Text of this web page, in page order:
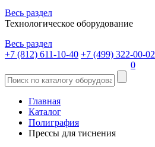
Весь раздел
Технологическое оборудование
Весь раздел
+7 (812) 611-10-40 +7 (499) 322-00-02
0
Главная
Каталог
Полиграфия
Прессы для тиснения